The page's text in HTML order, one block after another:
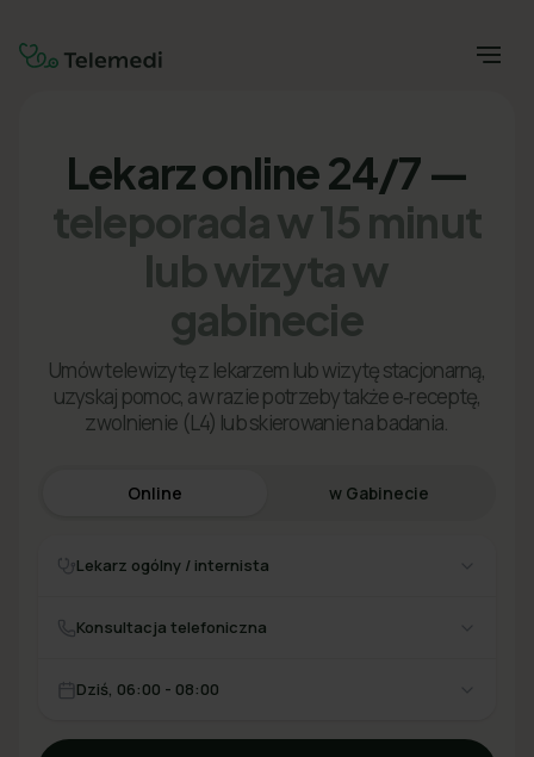
Lekarz online 24/7 —
teleporada w 15 minut
lub wizyta w
gabinecie
Umów telewizytę z lekarzem lub wizytę stacjonarną,
uzyskaj pomoc, a w razie potrzeby także e‑receptę,
zwolnienie (L4) lub skierowanie na badania.
Online w Gabinecie
Lekarz ogólny / internista
Konsultacja telefoniczna
Dziś, 06:00 - 08:00